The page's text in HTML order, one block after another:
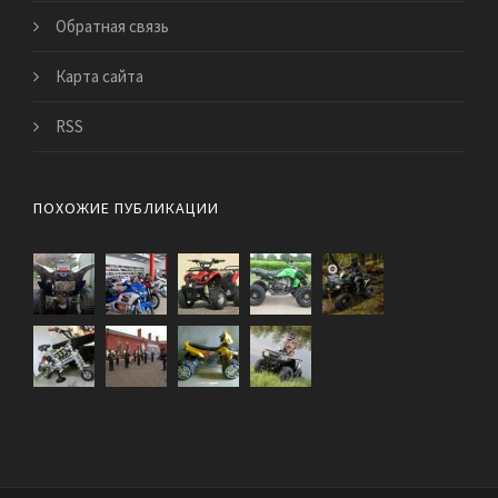
Обратная связь
Карта сайта
RSS
ПОХОЖИЕ ПУБЛИКАЦИИ